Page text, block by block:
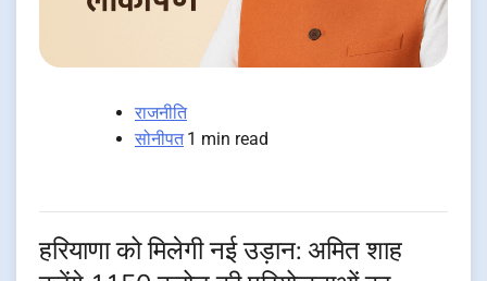
राजनीति
सोनीपत 1 min read
हरियाणा को मिलेगी नई उड़ान: अमित शाह